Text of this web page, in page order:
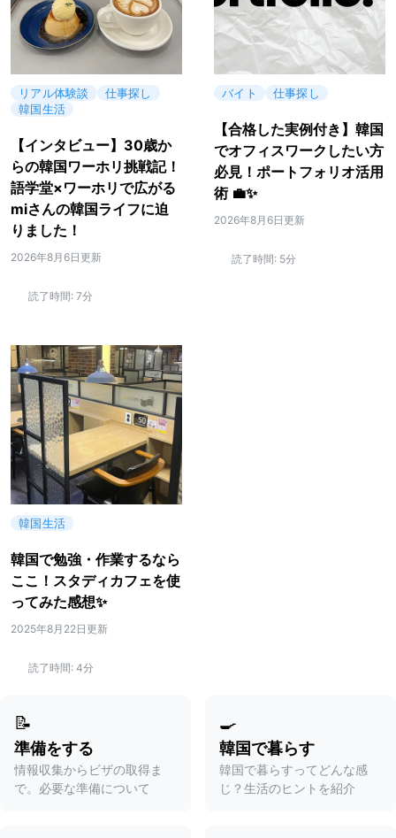
リアル体験談
仕事探し
韓国生活
【インタビュー】30歳か
らの韓国ワーホリ挑戦記！
語学堂×ワーホリで広がる
miさんの韓国ライフに迫
りました！
2026年8月6日更新
読了時間: 7分
バイト 仕事探し
【合格した実例付き】韓国
でオフィスワークしたい方
必見！ポートフォリオ活用
術 💼✨
2026年8月6日更新
読了時間: 5分
韓国生活
韓国で勉強・作業するなら
ここ！スタディカフェを使
ってみた感想✨
2025年8月22日更新
読了時間: 4分
📝
準備をする
情報収集からビザの取得ま
で。必要な準備について
🍳
韓国で暮らす
韓国で暮らすってどんな感
じ？生活のヒントを紹介